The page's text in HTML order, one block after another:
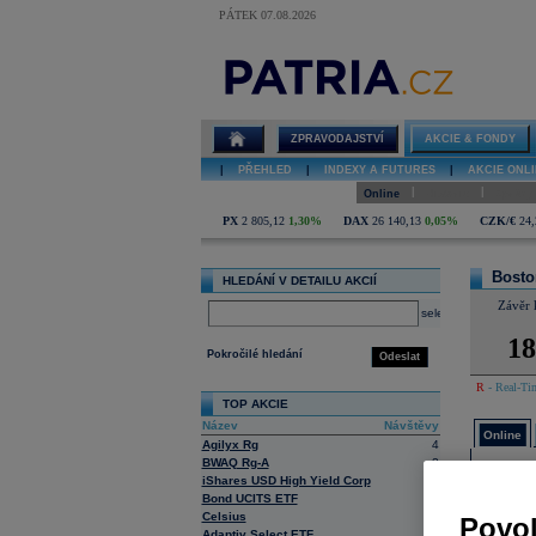
PÁTEK 07.08.2026
Boston Beer
ZPRAVODAJSTVÍ AKCIE & FONDY
PŘEHLED INDEXY A FUTURES AKCIE
Online
PX 2 805,12 1,30% DAX 26 140,13 0,05% CZK/€
HLEDÁNÍ V DETAILU AKCIÍ
select
Odeslat
Pokročilé hledání
TOP AKCIE
Název
Návštěvy
Agilyx Rg
4
BWAQ Rg-A
2
iShares USD High Yield Corp
Bond UCITS ETF
Celsius
Závěr
R - Real-
Online
Objem